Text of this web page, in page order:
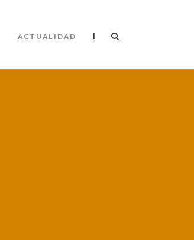
ACTUALIDAD |